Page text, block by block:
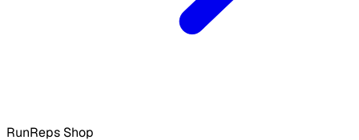
RunReps Shop